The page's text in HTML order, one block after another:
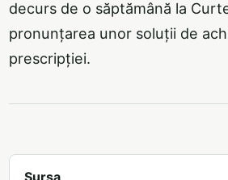
decurs de o săptămână la
pronunțarea unor soluții de
prescripției.